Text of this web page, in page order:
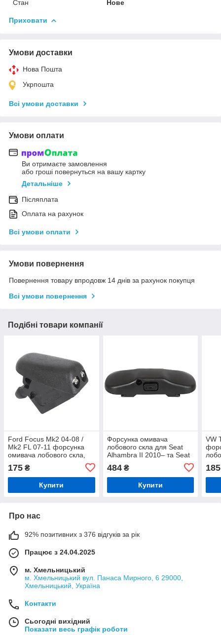
Стан
Нове
Приховати
Умови доставки
Нова Пошта
Укрпошта
Всі умови доставки
Умови оплати
Ви отримаєте замовлення
або гроші повернуться на вашу картку
Детальніше
Післяплата
Оплата на рахунок
Всі умови оплати
Умови повернення
Повернення товару впродовж 14 днів за рахунок покупця
Всі умови повернення
Подібні товари компанії
Ford Focus Mk2 04-08 /
Mk2 FL 07-11 форсунка
омивача лобового скла,
175 ₴
Купити
Форсунка омивача
лобового скла для Seat
Alhambra II 2010– та Seat
5M0955985C
484₴
Купити
VW
185
Про нас
92% позитивних з 376 відгуків за рік
Працює з 24.04.2025
м. Хмельницький
м. Хмельницький вул. Панаса Мирного, 6 29000,
Хмельницький, Україна
Контакти
Сьогодні вихідний
Показати весь графік роботи